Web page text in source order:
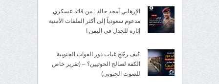
الإرهابي أمجد خالد : من قائد عسكري
مدعوم سعودياً إلى أكثر الملفات الأمنية
إثارة للجدل في اليمن !
كيف رجّح غياب دور القوات الجنوبية
الكفة لصالح الحوثيين؟ – (تقرير خاص
للصوت الجنوبي)